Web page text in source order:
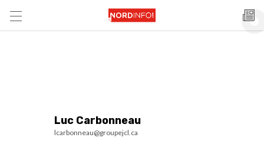
Luc Carbonneau
lcarbonneau@groupejcl.ca